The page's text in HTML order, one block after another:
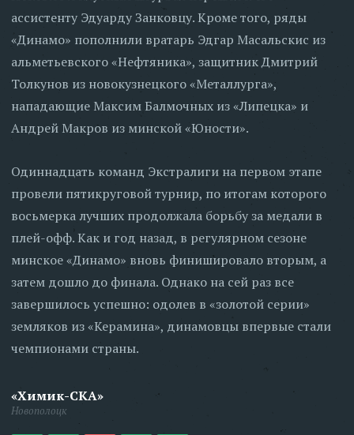
ассистенту Эдуарду Занковцу. Кроме того, ряды
«Динамо» пополнили вратарь Эдгар Масальскис из
альметьевского «Нефтяника», защитник Дмитрий
Толкунов из новокузнецкого «Металлурга»,
нападающие Максим Балмочных из «Липецка» и
Андрей Макров из минской «Юности».
Одиннадцать команд Экстралиги на первом этапе
провели пятикруговой турнир, по итогам которого
восьмерка лучших продолжала борьбу за медали в
плей-офф. Как и год назад, в регулярном сезоне
минское «Динамо» вновь финишировало вторым, а
затем дошло до финала. Однако на сей раз все
завершилось успешно: одолев в «золотой серии»
земляков из «Керамина», динамовцы впервые стали
чемпионами страны.
«Химик-СКА»
Новополоцк